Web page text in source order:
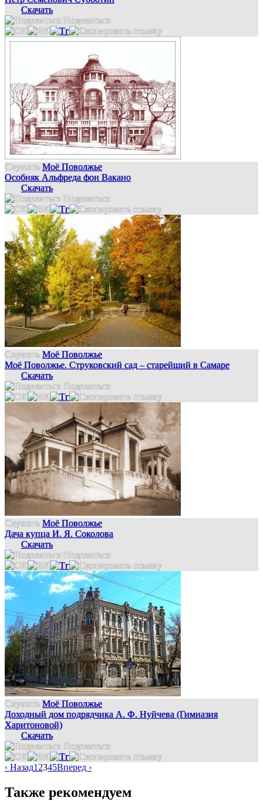
Скачать
Поделиться
Слушать Моё Поволжье
Особняк Альфреда фон Вакано
Скачать
Поделиться
Слушать Моё Поволжье
Моё Поволжье. Струковский сад – старейший в Самаре
Скачать
Поделиться
Слушать Моё Поволжье
Дача купца И. Я. Соколова
Скачать
Поделиться
Слушать Моё Поволжье
Доходный дом подрядчика А. Ф. Нуйчева (Гимназия
Харитоновой)
Скачать
Поделиться
‹ Назад1 2345Вперед ›
Также рекомендуем